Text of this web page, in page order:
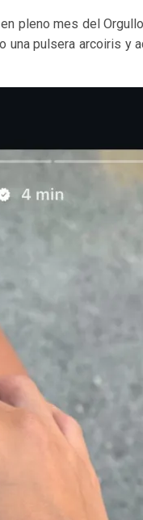
pleno mes del
una pulsera arcoiris y